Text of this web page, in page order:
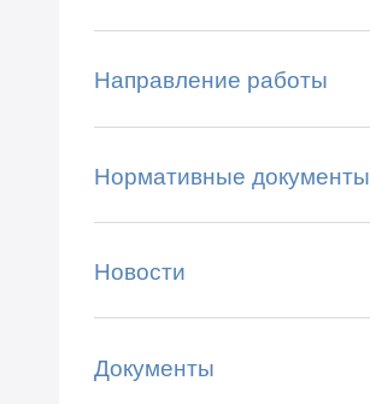
Направление работы
Нормативные документы
Новости
Документы